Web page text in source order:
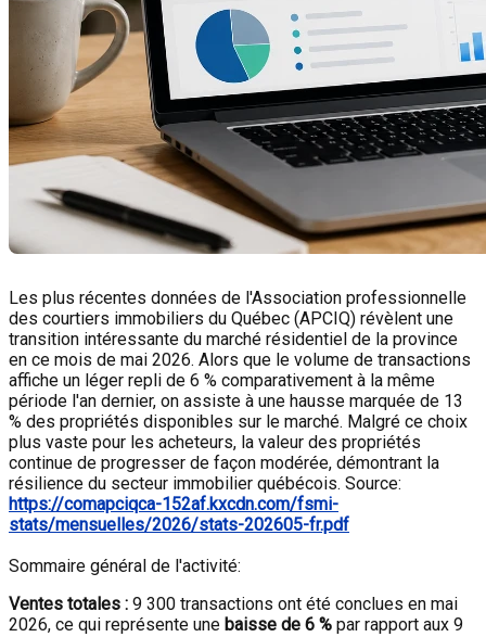
Les plus récentes données de l'Association professionnelle
des courtiers immobiliers du Québec (APCIQ) révèlent une
transition intéressante du marché résidentiel de la province
en ce mois de mai 2026. Alors que le volume de transactions
affiche un léger repli de 6 % comparativement à la même
période l'an dernier, on assiste à une hausse marquée de 13
% des propriétés disponibles sur le marché. Malgré ce choix
plus vaste pour les acheteurs, la valeur des propriétés
continue de progresser de façon modérée, démontrant la
résilience du secteur immobilier québécois. Source:
https://comapciqca-152af.kxcdn.com/fsmi-
stats/mensuelles/2026/stats-202605-fr.pdf
Sommaire général de l'activité:
Ventes totales : 9 300 transactions ont été conclues en mai
2026, ce qui représente une baisse de 6 % par rapport aux 9